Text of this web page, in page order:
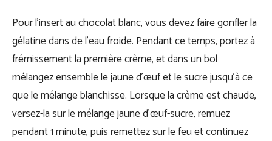
Pour l’insert au chocolat blanc, vous devez faire gonfler la
gélatine dans de l’eau froide. Pendant ce temps, portez à
frémissement la première crème, et dans un bol
mélangez ensemble le jaune d’œuf et le sucre jusqu’à ce
que le mélange blanchisse. Lorsque la crème est chaude,
versez-la sur le mélange jaune d’œuf-sucre, remuez
pendant 1 minute, puis remettez sur le feu et continuez